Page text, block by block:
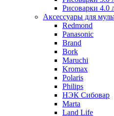
Рисоварки 4.0
Аксессуары для
Redmond
Panasonic
Brand
Bork
Maruchi
Kromax
Polaris
Philips
НЭК Сибовар
Marta
Land Life